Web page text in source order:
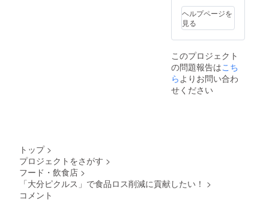
す。ア
ギー等
で食べ
られな
いお野
菜があ
る方
は、備
お願い
す。な
「な
し」と
お願い
致しま
す。 ・
内容
持ちを
②【お
礼メー
ル】 ・
一つ一
謝の気
持ちを
込めて
お礼
メール
トの最
は大分
県内で
の開催
限定で
ワーク
ショッ
プの時
間は９
０分を
催場所
ヘルプページを
見る
このプロジェクト
の問題報告はこち
らよりお問い合わ
せください
トップ >
プロジェクトをさがす >
フード・飲食店 >
「大分ピクルス」で食品ロス削減に貢献したい！ >
コメント